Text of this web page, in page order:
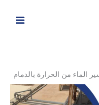
الماء من الحرارة بالدمام